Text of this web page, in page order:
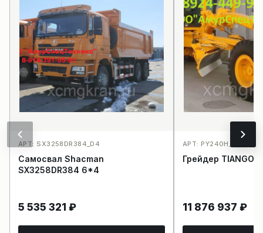
АРТ: SX3258DR384_D4
Самосвал Shacman
SX3258DR384 6*4
5 535 321 ₽
АРТ: PY240H_E26
Грейдер
11 876 937 ₽